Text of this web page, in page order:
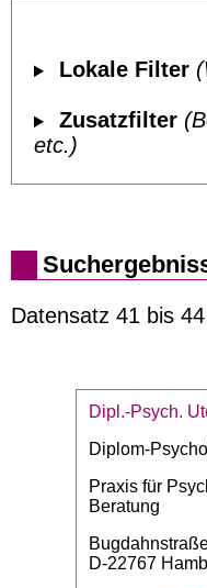
Lokale Filter
Zusatzfilter
etc.)
Datensatz 41 bis
Dipl.-Psych.
Diplom-
Praxis für
Beratung
D-22767